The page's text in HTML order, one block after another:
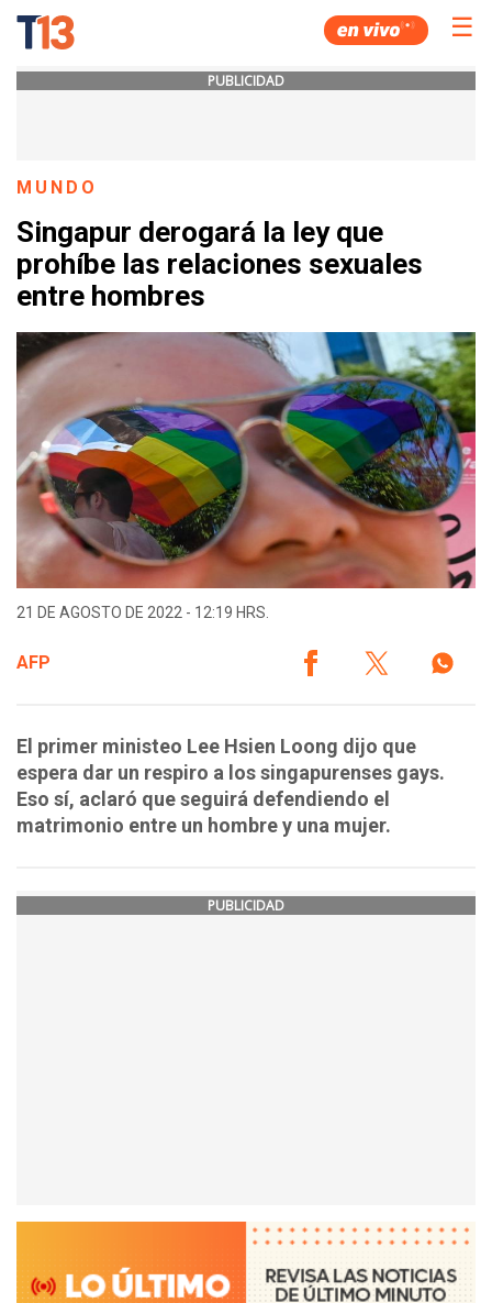
☰
PUBLICIDAD
MUNDO
Singapur derogará la ley que
prohíbe las relaciones sexuales
entre hombres
21 DE AGOSTO DE 2022 - 12:19 HRS.
AFP
El primer ministeo Lee Hsien Loong dijo que
espera dar un respiro a los singapurenses gays.
Eso sí, aclaró que seguirá defendiendo el
matrimonio entre un hombre y una mujer.
PUBLICIDAD